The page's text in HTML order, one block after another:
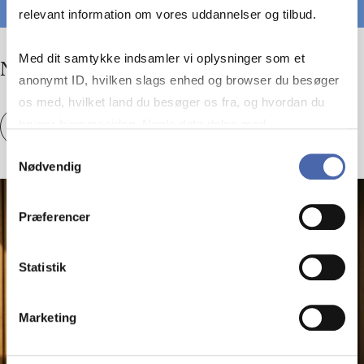
relevant information om vores uddannelser og tilbud.
Med dit samtykke indsamler vi oplysninger som et
anonymt ID, hvilken slags enhed og browser du besøger
os med, hvilket land du besøger os fra, og hvordan du
markedsføring. Du bestemmer selv - og kan altid trække
Nødvendig
Præferencer
Statistik
Marketing
No com­pany is an is­land